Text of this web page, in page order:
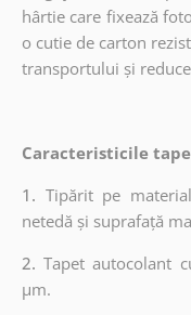
hârtie care fixează
o cutie de carton
transportului și
Caracteristicile
1. Tipărit pe
netedă și suprafață
2.Tapet autocolant
µm.